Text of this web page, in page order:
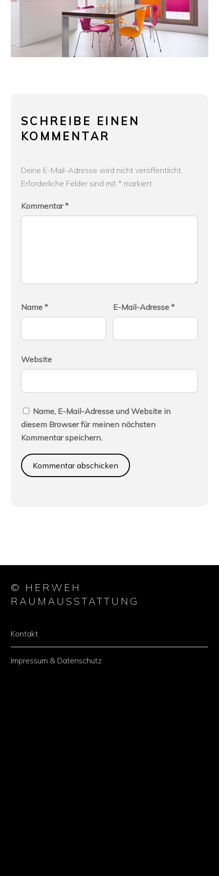
SCHREIBE EINEN
KOMMENTAR
Deine E-Mail-Adresse wird nicht veröffentlicht.
Erforderliche Felder sind mit *markiert
Kommentar*
Name * E-Mail-Adresse*
Website
Name, E-Mail-Adresse und Website in
diesem Browser für meinen nächsten
Kommentar speichern.
© HERWEH
RAUMAUSSTATTUNG
Kontakt
Impressum & Datenschutz